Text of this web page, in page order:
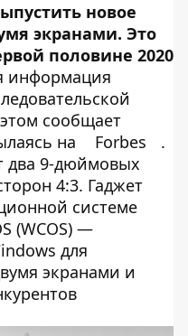
новое
экранами. Это
половине 2020
информация
сообщает
на Forbes
.
два 9-дюймовых
4:3. Гаджет
системе
(WCOS) —
для
экранами и